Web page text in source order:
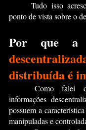
ponto de vista sobre o
Por que a
distribuída é
	Como falei diversas vezes, as
informações
possuem a
manipuladas e